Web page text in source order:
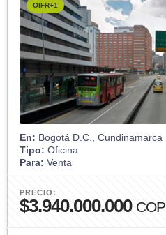
OIFR+1
En: Bogotá D.C., Cundinamarca
Tipo: Oficina
Para: Venta
PRECIO:
$3.940.000.000 COP